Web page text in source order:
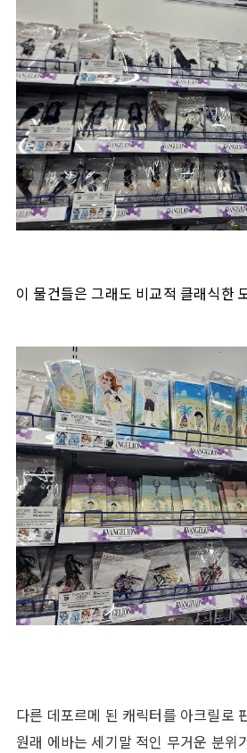
이 물건들은 그래도 비교적 클래식한
다른 데포르메 된 캐릭터를 아크릴로
원래 에바는 세기말 적인 무거운 분위